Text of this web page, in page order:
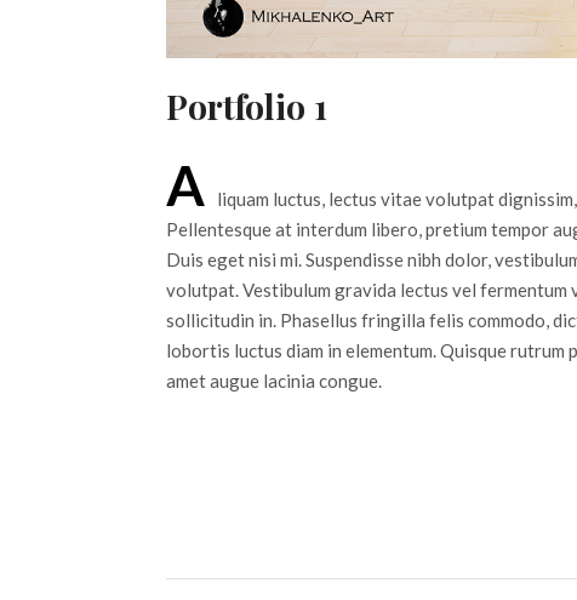
Portfolio 1
A
liquam luctus, lectus vitae volutpat
Pellentesque at interdum libero, pretium tempor
Duis eget nisi mi. Suspendisse nibh dolor,
volutpat. Vestibulum gravida lectus vel
sollicitudin in. Phasellus fringilla felis commodo,
lobortis luctus diam in elementum. Quisque rutrum
amet augue lacinia congue.